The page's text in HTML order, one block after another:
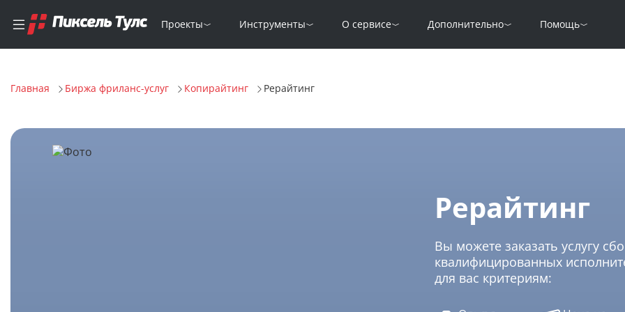
Проекты Инструменты О сервисе Дополнительно Помощь
Главная Биржа фриланс-услуг Копирайтинг Рерайтинг
Рерайтинг
Вы можете заказать услугу
квалифицированных
для вас критериям: